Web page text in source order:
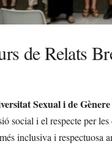
de Relats
Sexual i de Gènere
social i el respecte per
inclusiva i respectuosa